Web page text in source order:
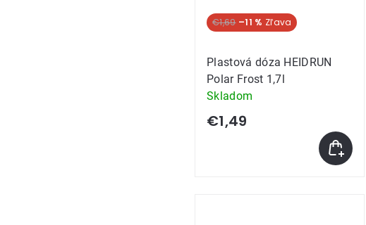
€1,69 –11 %
Plastová dóza HEIDRUN
Polar Frost 1,7l
Skladom
€1,49